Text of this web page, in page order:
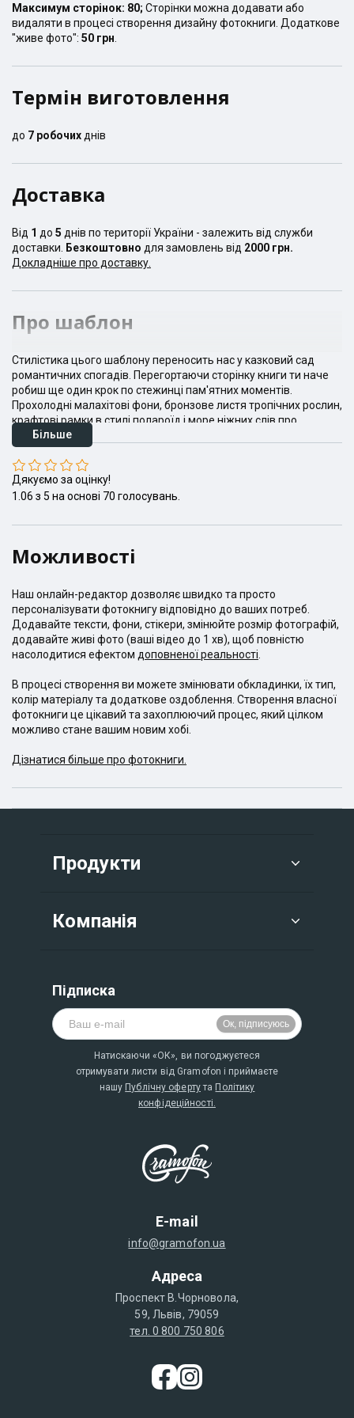
Максимум сторінок: 80; Сторінки можна додавати або
видаляти в процесі створення дизайну фотокниги. Додаткове
"живе фото": 50 грн
Термін виготовлення
до 7 робочих днів
Доставка
Від 1 до 5 днів по території України - залежить від служби
доставки.
Безкоштовно для замовлень від 2000 грн.
Докладніше про доставку.
Про шаблон
Стилістика цього шаблону переносить нас у казковий сад
романтичних спогадів. Перегортаючи сторінку книги ти наче
робиш ще один крок по стежинці пам'ятних моментів.
Прохолодні малахітові фони, бронзове листя тропічних рослин,
крафтові рамки в стилі полароїд і море ніжних слів про
кохання.
Відпусти свої фото погуляти в шаблоні "Сад кохання"
Більше
Дякуємо за оцінку!
1.06 з 5 на основі 70 голосувань.
Можливості
Наш онлайн-редактор дозволяє швидко та просто
персоналізувати фотокнигу відповідно до ваших потреб.
Додавайте тексти, фони, стікери, змінюйте розмір фотографій,
додавайте живі фото (ваші відео до 1 хв), щоб повністю
насолодитися ефектом доповненої реальності
В процесі створення ви можете змінювати обкладинки, їх тип,
колір матеріалу та додаткове оздоблення. Створення власної
фотокниги це цікавий та захоплюючий процес, який цілком
можливо стане вашим новим хобі.
Дізнатися більше про фотокниги.
E-mail
info@gramofon.ua
Адреса
Проспект В.Чорновола,
59, Львів, 79059
тел. 0 800 750 806
Продукти
Компанія
Підписка
Натискаючи «ОК», ви погоджуєтеся
отримувати листи від Gramofon і приймаєте
нашу Публічну офертута Політику
конфідеційності.